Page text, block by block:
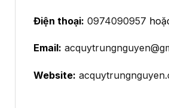
Điện thoại: 0974090957
Email:
Website: